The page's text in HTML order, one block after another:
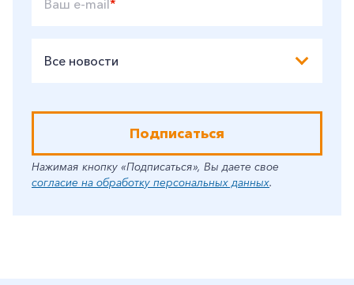
Ваш e-mail*
Все новости
Подписаться
Нажимая кнопку «Подписаться», Вы даете свое
согласие на обработку персональных данных.